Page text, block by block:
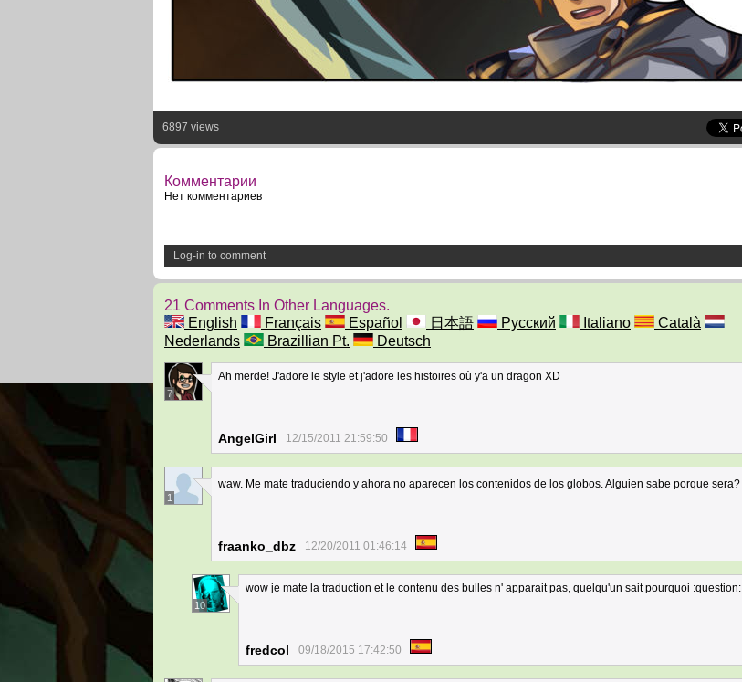
6897 views
Комментарии
Нет комментариев
Log-in to comment
21 Comments In Other Languages.
English
Français Español 日本語 Русский Italiano
Català
Nederlands
Brazillian Pt. Deutsch
7
Ah merde! J'adore le style et j'adore les histoires où y'a un dragon XD
AngelGirl 12/15/2011 21:59:50
1
waw. Me mate traduciendo y ahora no aparecen los contenidos de los globos. Alguien sabe porque sera?
fraanko_dbz 12/20/2011 01:46:14
10
wow je mate la traduction et le contenu des bulles n' apparait pas, quelqu'un sait pourquoi :question:
fredcol 09/18/2015 17:42:50